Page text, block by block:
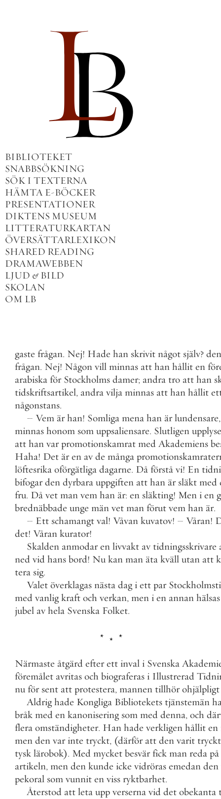
BIBLIOTEKET
SNABBSÖKNING
SÖK I TEXTERNA
HÄMTA E-BÖCKER
PRESENTATIONER
DIKTENS MUSEUM
LITTERATURKARTAN
ÖVERSÄTTARLEXIKON
SHARED READING
DRAMAWEBBEN
LJUD & BILD
SKOLAN
OM LB
gaste frågan. Nej! Hade han skrivit något själv? den
frågan. Nej! Någon vill minnas att han hållit en
arabiska för Stockholms damer; andra tro att han
tidskriftsartikel, andra vilja minnas att han hållit
någonstans.
– Vem är han! Somliga mena han är lundensare,
minnas honom som uppsaliensare. Slutligen
att han var promotionskamrat med Akademiens
Haha! Det är en av de många
löftesrika oförgätliga dagarne. Då förstå vi! En
bifogar den dyrbara uppgiften att han är släkt med
fru. Då vet man vem han är: en släkting! Men i en
brednäbbade unge män vet man förut vem han är.
– Ett schamangt val! Våvan kuvatov! – Våran!
det! Våran kurator!
Skalden anmodar en livvakt av tidningsskrivare
ned vid hans bord! Nu kan man äta kväll utan att
tera sig.
Valet överklagas nästa dag i ett par
med vanlig kraft och verkan, men i en annan hälsas
jubel av hela Svenska Folket.
Närmaste åtgärd efter ett inval i Svenska
föremålet avritas och biograferas i Illustrerad
nu för sent att protestera, mannen tillhör ohjälpligt
Aldrig hade Kongliga Bibliotekets tjänstemän
bråk med en kanonisering som med denna, och
flera omständigheter. Han hade verkligen hållit en
men den var inte tryckt, (därför att den varit tryckt
tysk lärobok). Med mycket besvär fick man reda på
artikeln, men den kunde icke vidröras emedan den
pekoral som vunnit en viss ryktbarhet.
Återstod att leta upp verserna vid det obekanta